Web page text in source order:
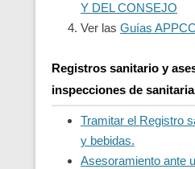
Y DEL CONSEJO
Ver las Guías
Registros sanitario y
inspecciones de
Tramitar el Registro
y bebidas.
Asesoramiento ante